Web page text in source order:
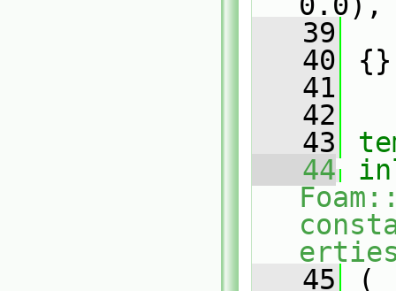
   39
   40
{}
   41
   42
   43
   44
   45
(